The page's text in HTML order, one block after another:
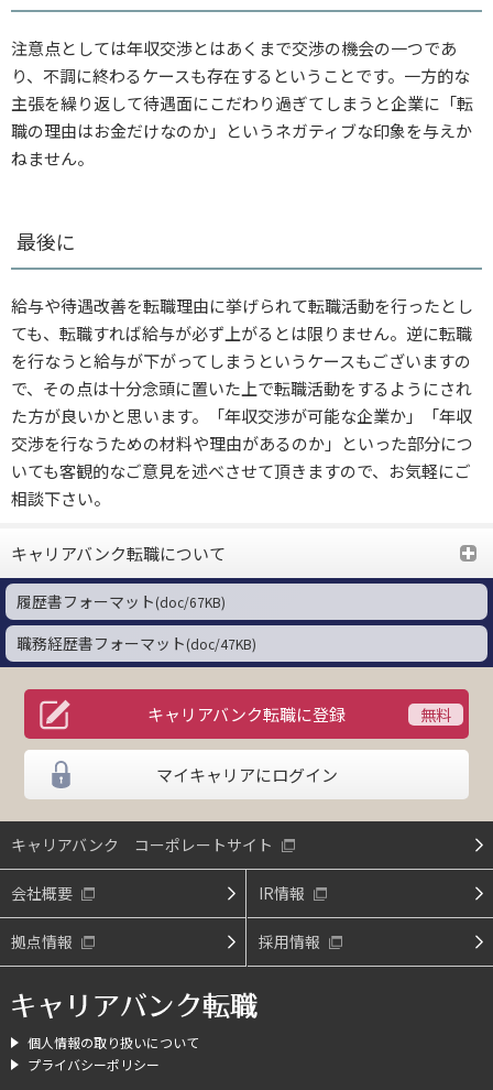
注意点としては年収交渉とはあくまで交渉の機会の一つであ
り、不調に終わるケースも存在するということです。一方的な
主張を繰り返して待遇面にこだわり過ぎてしまうと企業に「転
職の理由はお金だけなのか」というネガティブな印象を与えか
ねません。
最後に
給与や待遇改善を転職理由に挙げられて転職活動を行ったとし
ても、転職すれば給与が必ず上がるとは限りません。逆に転職
を行なうと給与が下がってしまうというケースもございますの
で、その点は十分念頭に置いた上で転職活動をするようにされ
た方が良いかと思います。「年収交渉が可能な企業か」「年収
交渉を行なうための材料や理由があるのか」といった部分につ
いても客観的なご意見を述べさせて頂きますので、お気軽にご
相談下さい。
キャリアバンク転職について
はじめての方へ
サービスのご案内
転職ノウハウ
よくあるご質問
求人を探す
お問い合わせ
サイトマップ
企業のご担当者様
履歴書フォーマット(doc/67KB)
職務経歴書フォーマット(doc/47KB)
キャリアバンク転職に登録
マイキャリアにログイン
キャリアバンク コーポレートサイト
会社概要 IR情報
拠点情報 採用情報
個人情報の取り扱いについて
プライバシーポリシー